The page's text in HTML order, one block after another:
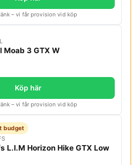
– vi får provision vid köp
Moab 3 GTX W
Köp här
– vi får provision vid köp
budget
L.I.M Horizon Hike GTX Low